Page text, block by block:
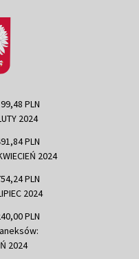
PLN
2024
PLN
2024
PLN
2024
PLN
2024